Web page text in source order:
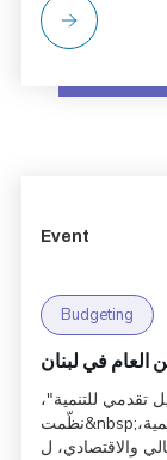
Event
Budgeting
العام في لبنان
للتنمية"،
نظّمت&nbsp;شبكة المنظمات العربية غير الحكومية للتنمية،